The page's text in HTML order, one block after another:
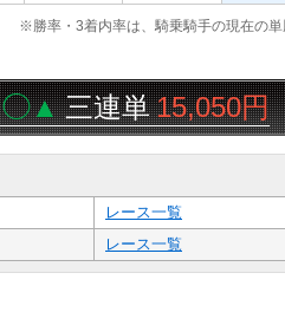
※勝率・3着内率は、騎乗騎手の現在の単
三連単15,050円
レース一覧
レース一覧